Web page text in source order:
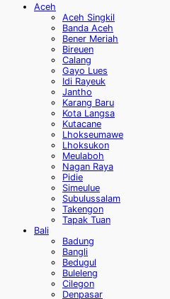
Aceh
Aceh Singkil
Banda Aceh
Bener Meriah
Bireuen
Calang
Gayo Lues
Idi Rayeuk
Jantho
Karang Baru
Kota Langsa
Kutacane
Lhokseumawe
Lhoksukon
Meulaboh
Nagan Raya
Pidie
Simeulue
Subulussalam
Takengon
Tapak Tuan
Bali
Badung
Bangli
Bedugul
Buleleng
Cilegon
Denpasar